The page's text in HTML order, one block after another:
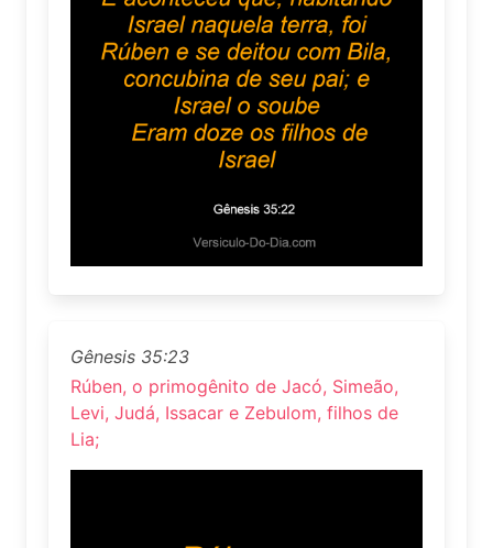
Gênesis 35:23
Rúben, o primogênito de Jacó, Simeão,
Levi, Judá, Issacar e Zebulom, filhos de
Lia;